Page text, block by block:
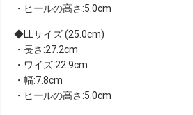
・ヒールの高さ:5.0cm
LLサイズ (25.0cm)
・長さ:27.2cm
・ワイズ:22.9cm
・幅:7.8cm
・ヒールの高さ:5.0cm